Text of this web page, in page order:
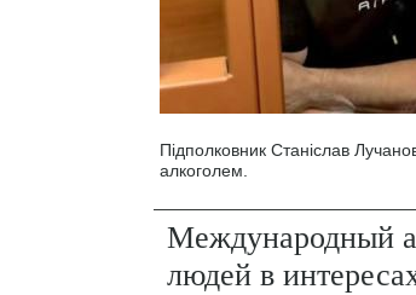
Підполковник Станіслав
алкоголем.
Международный
людей в